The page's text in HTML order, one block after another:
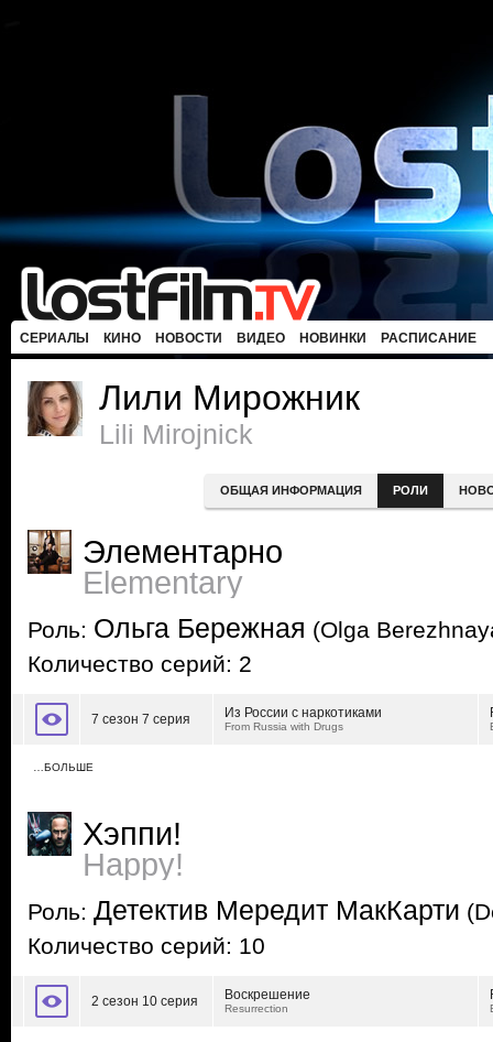
СЕРИАЛЫ КИНО НОВОСТИ ВИДЕО НОВИНКИ РАСПИСАНИЕ
Лили Мирожник
Lili Mirojnick
ОБЩАЯ ИНФОРМАЦИЯ РОЛИ
Элементарно
Elementary
Роль: Ольга Бережная (Olga
Количество серий: 2
7 сезон 7 серия Из России с наркотиками
From Russia with Drugs
…БОЛЬШЕ
Хэппи!
Happy!
Роль: Детектив Мередит МакКарти
Количество серий: 10
2 сезон 10 серия Воскрешение
Resurrection